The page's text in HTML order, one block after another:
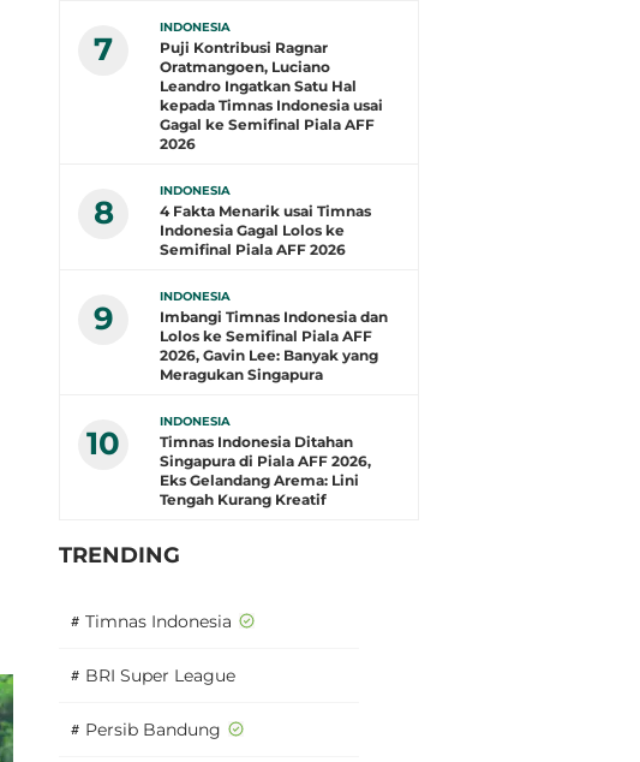
7
INDONESIA
Puji Kontribusi Ragnar
Oratmangoen, Luciano
Leandro Ingatkan Satu Hal
kepada Timnas Indonesia usai
Gagal ke Semifinal Piala AFF
2026
8
INDONESIA
4 Fakta Menarik usai Timnas
Indonesia Gagal Lolos ke
Semifinal Piala AFF 2026
9
INDONESIA
Imbangi Timnas Indonesia dan
Lolos ke Semifinal Piala AFF
2026, Gavin Lee: Banyak yang
Meragukan Singapura
10
INDONESIA
Timnas Indonesia Ditahan
Singapura di Piala AFF 2026,
Eks Gelandang Arema: Lini
Tengah Kurang Kreatif
TRENDING
# Timnas Indonesia
# BRI Super League
# Persib Bandung